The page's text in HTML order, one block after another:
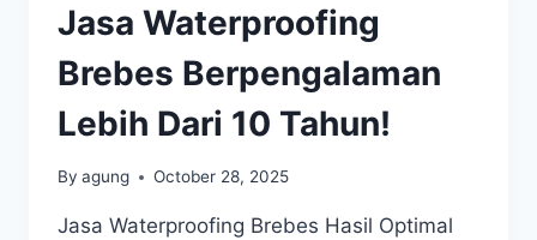
Jasa Waterproofing
Brebes Berpengalaman
Lebih Dari 10 Tahun!
By agung October 28, 2025
Jasa Waterproofing Brebes Hasil Optimal